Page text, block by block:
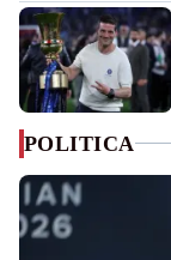
POLITICA